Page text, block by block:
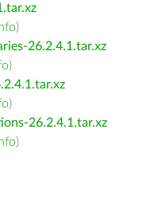
)
26.2.4.1.tar.xz
)
)
26.2.4.1.tar.xz
)